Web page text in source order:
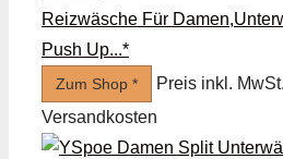
Reizwäsche Für
Push Up...*
Zum Shop *
Preis inkl.
Versandkosten